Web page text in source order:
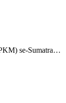
se-Sumatra…